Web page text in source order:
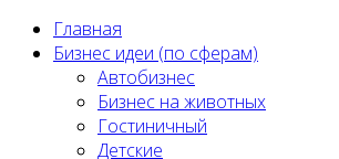
Главная
Бизнес идеи (по сферам)
Автобизнес
Бизнес на животных
Гостиничный
Детские